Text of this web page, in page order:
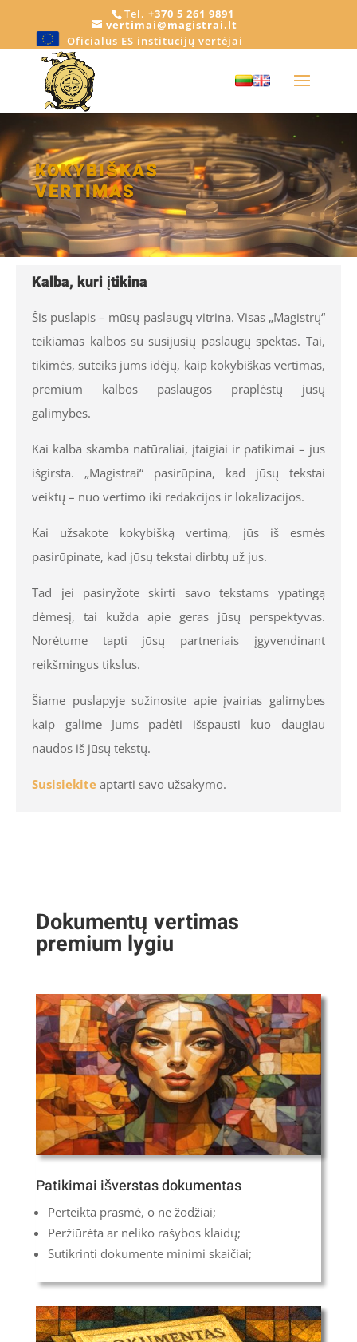
Tel.+370 5 261 9891
vertimai@magistrai.lt
Oficialūs ES institucijų vertėjai
grotuvas
KOKYBIŠKAS
VERTIMAS
Kalba, kuri įtikina
Šis puslapis – mūsų paslaugų vitrina. Visas „Magistrų“
teikiamas kalbos su susijusių paslaugų spektas. Tai,
tikimės, suteiks jums idėjų, kaip kokybiškas vertimas,
premium kalbos paslaugos praplėstų jūsų
galimybes.
Kai kalba skamba natūraliai, įtaigiai ir patikimai – jus
išgirsta. „Magistrai“ pasirūpina, kad jūsų tekstai
veiktų – nuo vertimo iki redakcijos ir lokalizacijos.
Kai užsakote kokybišką vertimą, jūs iš esmės
pasirūpinate, kad jūsų tekstai dirbtų už jus.
Tad jei pasiryžote skirti savo tekstams ypatingą
dėmesį, tai kužda apie geras jūsų perspektyvas.
Norėtume tapti jūsų partneriais įgyvendinant
reikšmingus tikslus.
Šiame puslapyje sužinosite apie įvairias galimybes
kaip galime Jums padėti išspausti kuo daugiau
naudos iš jūsų tekstų.
Susisiekite aptarti savo užsakymo.
Dokumentų vertimas
premium lygiu
Patikimai išverstas dokumentas
Perteikta prasmė, o ne žodžiai;
Peržiūrėta ar neliko rašybos klaidų;
Sutikrinti dokumente minimi skaičiai;